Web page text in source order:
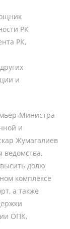
РК
РК,
и
Министра
и
Жумагалиев
ведомства,
долю
комплексе
а также
ОПК,